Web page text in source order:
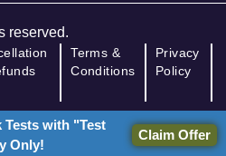
reserved.
Terms &
Conditions
Privacy
Policy
Tests with "Test
Only!
Claim Offer